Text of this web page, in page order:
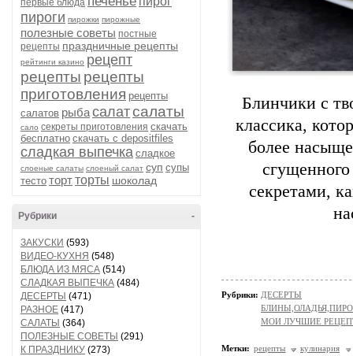
первые блюда
пироги пирожки пирожные
полезные советы постные
рецепты праздничные рецепты
рейтинги казино рецепт
рецепты рецепты
приготовления рецепты
салатов рыбасалатсалаты
сало секреты приготовления скачать
бесплатно скачать с depositfiles
сладкая выпечка сладкое
слоеные салаты слоеный салат суп супы
тесто тортторты шоколад
-
Рубрики
ЗАКУСКИ (593)
ВИДЕО-КУХНЯ (548)
БЛЮДА ИЗ МЯСА (514)
СЛАДКАЯ ВЫПЕЧКА (484)
ДЕСЕРТЫ (471)
РАЗНОЕ (417)
САЛАТЫ (364)
ПОЛЕЗНЫЕ СОВЕТЫ (291)
К ПРАЗДНИКУ (273)
Блинчики с
классика,
более
секретами,
Рубрики: ДЕСЕРТЫ
МОИ ЛУЧШИЕ
Метки: рецепты
кулинария